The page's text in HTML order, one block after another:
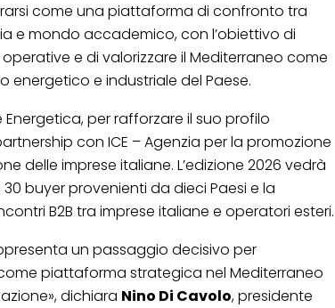
come una piattaforma di confronto tra
e mondo accademico, con l’obiettivo di
e di valorizzare il Mediterraneo come
energetico e industriale del Paese.
Energetica, per rafforzare il suo profilo
con ICE – Agenzia per la promozione
delle imprese italiane. L’edizione 2026 vedrà
buyer provenienti da dieci Paesi e la
B2B tra imprese italiane e operatori esteri.
un passaggio decisivo per
piattaforma strategica nel Mediterraneo
dichiara Nino Di Cavolo, presidente